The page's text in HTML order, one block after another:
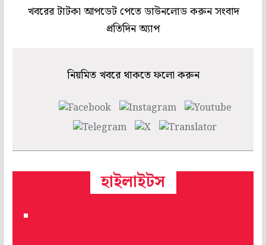
খবরের টাটকা আপডেট পেতে ডাউনলোড করুন সংবাদ
প্রতিদিন অ্যাপ
নিয়মিত খবরে থাকতে ফলো করুন
হাইলাইটস